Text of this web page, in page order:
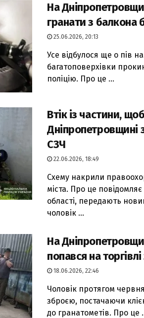
На
гранати з балкона
25.06.2026, 20:13
Усе відбулося ще о пів
багатоповерхівки
поліцію. Про це ...
Втік із частини,
Дніпропетровщині
СЗЧ
22.06.2026, 18:49
Схему накрили
міста. Про це
області, передають
чоловік ...
На
попався на
18.06.2026, 22:46
Чоловік протягом
зброєю, постачаючи
до гранатометів. Про це